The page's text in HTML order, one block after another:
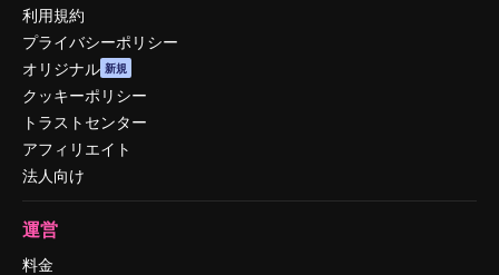
利用規約
プライバシーポリシー
オリジナル 新規
クッキーポリシー
トラストセンター
アフィリエイト
法人向け
運営
料金